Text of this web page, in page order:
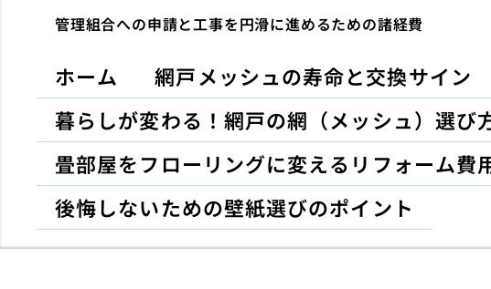
管理組合への申請と工事を円滑に進めるための諸経費
ホーム 網戸メッシュの寿命と交換サイン
暮らしが変わる！網戸の網（メッシュ）選び
畳部屋をフローリングに変えるリフォーム費
後悔しないための壁紙選びのポイント